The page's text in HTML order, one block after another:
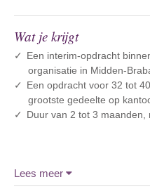
Wat je krijgt
Een interim-opdracht
organisatie in Midden-
Een opdracht voor 32 tot
grootste gedeelte op
Duur van 2 tot 3 maanden,
Lees meer